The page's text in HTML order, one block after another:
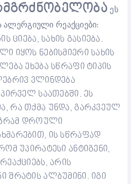
ეს
ალერგიული რეაქციები:
ციება, სახის გასიება .
იყოს ნებისმიერი სახის
ეხება სწრაფი ტიპის
ვლინდება
პირველ საათებში. ეს
რა თქმა უნდა, გარკვეულ
დროული
ის სწრაფად
უპირატესი ანტიგენი,
არის
შრატის ალბუმინი. იგი